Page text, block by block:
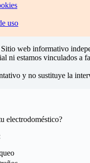
uso
web informativo
ni estamos vinculados a
y no sustituye la
electrodoméstico?